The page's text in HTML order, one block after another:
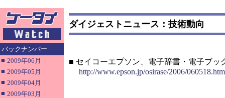
バックナンバー
■ 2009年06月
■ 2009年05月
■ 2009年04月
■ 2009年03月
ダイジェストニュース：技術動向
■ セイコーエプソン、電子辞書・電子ブッ
http://www.epson.jp/osirase/2006/060518.htm